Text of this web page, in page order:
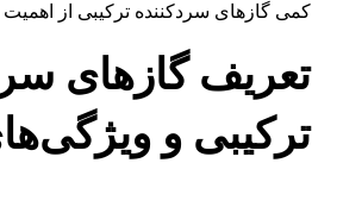
کمی گازهای سردکننده ترکیبی از
تعریف گازهای
ترکیبی و